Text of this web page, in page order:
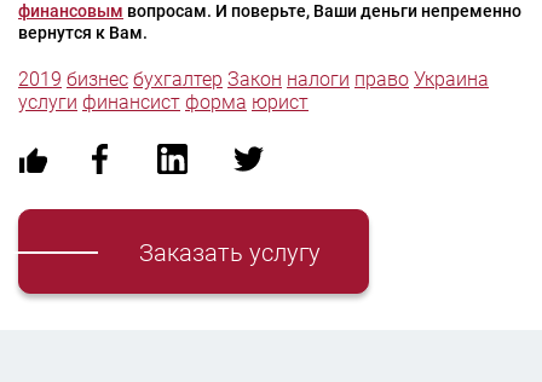
финансовым вопросам. И поверьте, Ваши деньги непременно
вернутся к Вам.
2019 бизнес бухгалтер Закон налоги право Украина
услуги финансист форма юрист
Заказать услугу